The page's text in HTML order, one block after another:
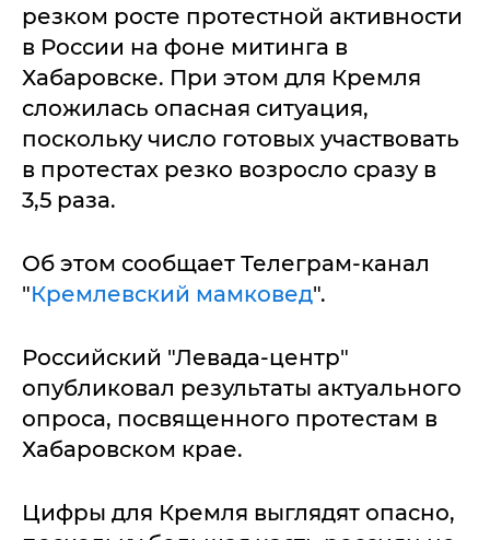
резком росте протестной активности
в России на фоне митинга в
Хабаровске. При этом для Кремля
сложилась опасная ситуация,
поскольку число готовых участвовать
в протестах резко возросло сразу в
3,5 раза.
Об этом сообщает Телеграм-канал
"Кремлевский мамковед".
Российский "Левада-центр"
опубликовал результаты актуального
опроса, посвященного протестам в
Хабаровском крае.
Цифры для Кремля выглядят опасно,